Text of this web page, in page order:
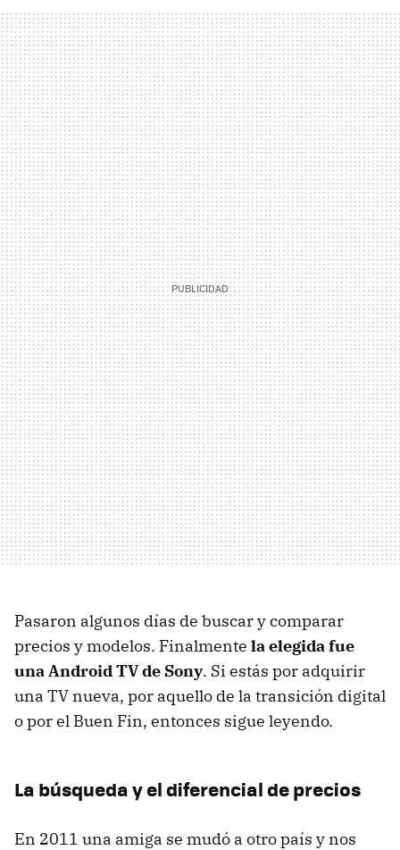
Pasaron algunos días de buscar y comparar
precios y modelos. Finalmente la elegida fue
una Android TV de Sony. Si estás por adquirir
una TV nueva, por aquello de la transición digital
o por el Buen Fin, entonces sigue leyendo.
La búsqueda y el diferencial de precios
En 2011 una amiga se mudó a otro país y nos